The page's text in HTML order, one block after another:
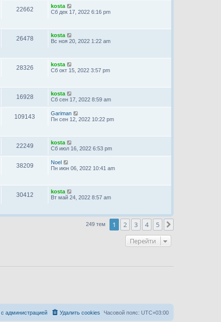
22662
kosta
Сб дек 17, 2022 6:16 pm
26478
kosta
Вс ноя 20, 2022 1:22 am
28326
kosta
Сб окт 15, 2022 3:57 pm
16928
kosta
Сб сен 17, 2022 8:59 am
109143
Gariman
Пн сен 12, 2022 10:22 pm
22249
kosta
Сб июл 16, 2022 6:53 pm
38209
Noel
Пн июн 06, 2022 10:41 am
30412
kosta
Вт май 24, 2022 8:57 am
249 тем 1 2 3 4 5
Перейти
Часовой пояс: UTC+03:00
Удалить cookies
администрацией